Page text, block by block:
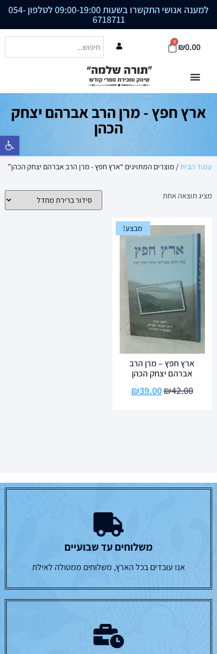
פתח סרגל
למענה אנושי התקשרו בשעות 09:00-19:00 לטלפון 054-
6718711
₪0.00
0
ארץ חפץ - מרן הרב אברהם יצחק
הכהן
עמוד הבית/ מוצרים המתויגים “ארץ חפץ - מרן הרב אברהם יצחק הכהן”
מציג תוצאה אחת
מבצע!
ארץ חפץ – מרן הרב
אברהם יצחק הכהן
₪42.00
₪39.00
משלוחים עד שבועיים
אנו עובדים בכל הארץ, משלוחים ממטולה לאילת